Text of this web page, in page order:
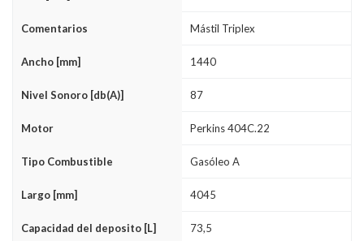
Comentarios Mástil Triplex
Ancho [mm] 1440
Nivel Sonoro [db(A)] 87
Motor Perkins 404C.22
Tipo Combustible Gasóleo A
Largo [mm] 4045
Capacidad del deposito [L] 73,5